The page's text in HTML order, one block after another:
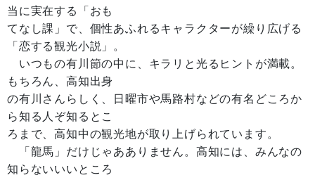
当に実在する「おも
てなし課」で、個性あふれるキャラクターが繰り広げる
「恋する観光小説」。
いつもの有川節の中に、キラリと光るヒントが満載。
もちろん、高知出身
の有川さんらしく、日曜市や馬路村などの有名どころか
ら知る人ぞ知るとこ
ろまで、高知中の観光地が取り上げられています。
「龍馬」だけじゃあありません。高知には、みんなの
知らないいいところ